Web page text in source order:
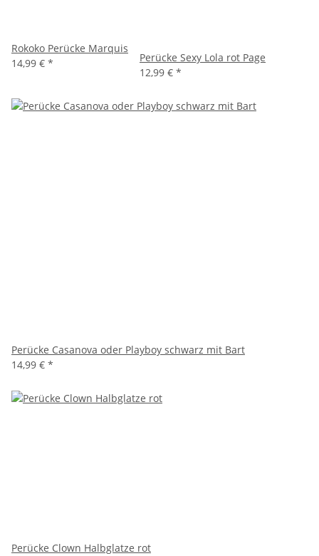
Rokoko Perücke Marquis
14,99 € *
Perücke Sexy Lola rot Page
12,99 € *
Perücke Casanova oder Playboy schwarz mit Bart
14,99 € *
Perücke Clown Halbglatze rot